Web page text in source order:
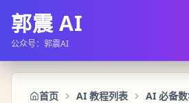
郭震 AI
公众号：郭震AI
首页 AI 教程列表
AI 必备